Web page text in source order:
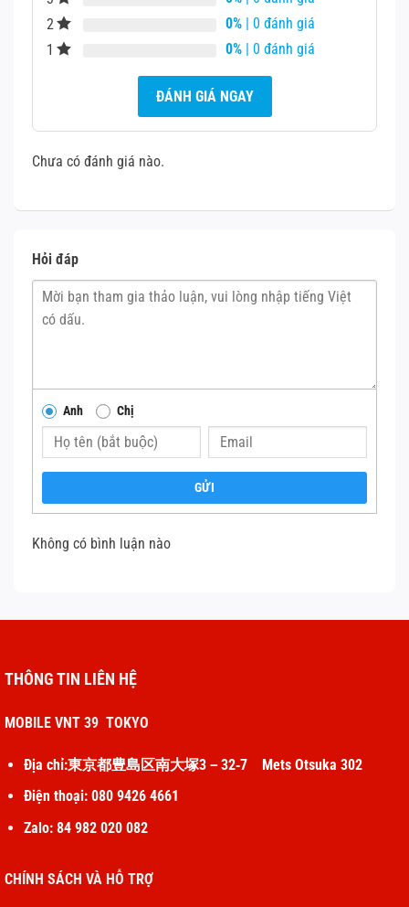
không thể hoạt động tốt như bình thường. Đây là trường
hợp phổ biến và để khắc phục, bạn không cần thay mới loa
Một vài dấu hiệu quen thuộc khi iPhone 15 Pro Max hư loa
trong phải kể đến:
Thay loa iPhone 15 Pro Max
Trong các cuộc gọi, dù là cuộc gọi đi hay đến, bạn đều
sóng tốt, nghe lúc được lúc không hoặc thậm chí mất hẳn.
phương như bình thường.
✤Việc bật loa ngoài trong các cuộc gọi không đảm bảo
trong hư hỏng, không chỉ bạn bực bội, mà đối phương
cũng cảm thấy bất tiện vì việc trao đổi thông tin bị gián
đoạn liên tục. Vì vậy, nếu đen đủi gặp sự cố, bạn nên cân
chóng.
2
0% | 0 đánh giá
1
0% | 0 đánh giá
ĐÁNH GIÁ NGAY
Chưa có đánh giá nào.
Hỏi đáp
Anh Chị
GỬI
Không có bình luận nào
THÔNG TIN LIÊN HỆ
MOBILE VNT 39 TOKYO
Địa chỉ:東京都豊島区南大塚3－32‐7 Mets Otsuka 302
Điện thoại: 080 9426 4661
Zalo: 84 982 020 082
CHÍNH SÁCH VÀ HỖ TRỢ